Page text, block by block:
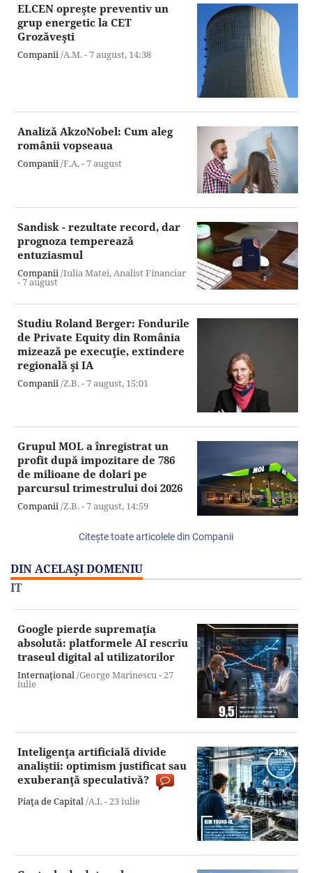
ELCEN opreşte preventiv un
grup energetic la CET
Grozăveşti
Companii/A.M. -7 august, 14:38
Analiză AkzoNobel: Cum aleg
românii vopseaua
Companii/F.A. -7 august
Sandisk - rezultate record, dar
prognoza temperează
entuziasmul
Companii/Iulia Matei, Analist Financiar
-7 august
Studiu Roland Berger: Fondurile
de Private Equity din România
mizează pe execuţie, extindere
regională şi IA
Companii/Z.B. -7 august, 15:01
Grupul MOL a înregistrat un
profit după impozitare de 786
de milioane de dolari pe
parcursul trimestrului doi 2026
Companii/Z.B. -7 august, 14:59
Citeşte toate articolele din Companii
DIN ACELAŞI DOMENIU
IT
Google pierde supremaţia
absolută: platformele AI rescriu
traseul digital al utilizatorilor
Internaţional/George Marinescu -27
iulie
Inteligenţa artificială divide
analiştii: optimism justificat sau
exuberanţă speculativă?
Piaţa de Capital/A.I. -23 iulie